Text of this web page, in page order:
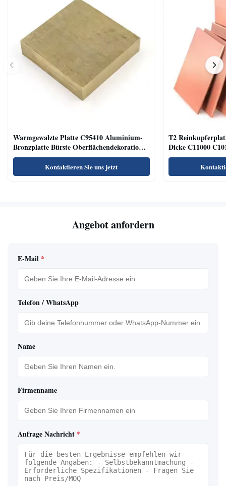
Warmgewalzte Platte C95410 Aluminium-
Bronzplatte Bürste Oberflächendekoration
Industrie
Kontaktieren Sie uns jetzt
T2
Dicke C11000
Angebot anfordern
E-Mail *
Telefon / WhatsApp
Name
Firmenname
Anfrage Nachricht *